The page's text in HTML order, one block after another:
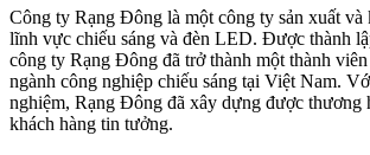
Công ty Rạng Đông là một công ty sản xuất và
lĩnh vực chiếu sáng và đèn LED. Được thành
công ty Rạng Đông đã trở thành một thành
ngành công nghiệp chiếu sáng tại Việt Nam.
nghiệm, Rạng Đông đã xây dựng được thương
khách hàng tin tưởng.